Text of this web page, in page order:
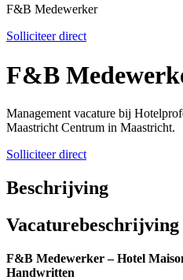
F&B Medewerker
Solliciteer direct
F&B
Management vacature bij
Maastricht Centrum in Maastricht.
Solliciteer direct
Beschrijving
Vacaturebeschrijving
F&B Medewerker – Hotel
Handwritten